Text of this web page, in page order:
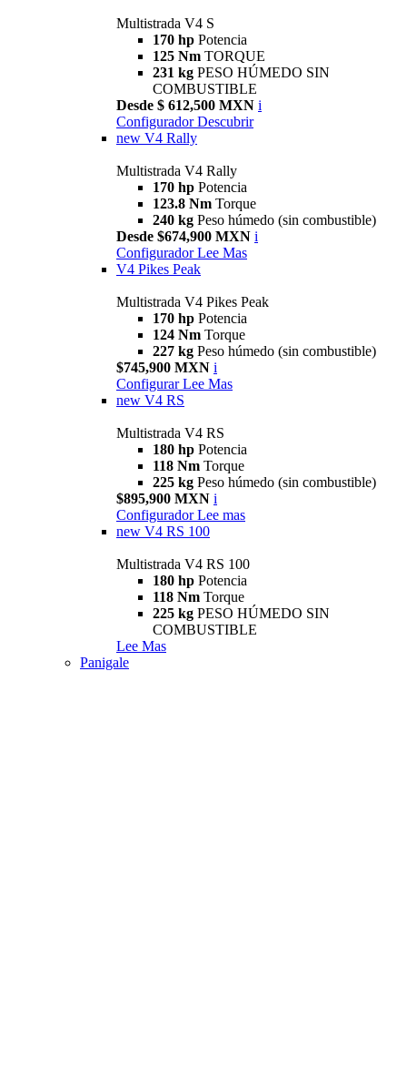
Multistrada V4 S
170 hp Potencia
125 Nm TORQUE
231 kg PESO HÚMEDO SIN
COMBUSTIBLE
Desde $ 612,500 MXN i
Configurador Descubrir
new V4 Rally
Multistrada V4 Rally
170 hp Potencia
123.8 Nm Torque
240 kg Peso húmedo (sin combustible)
Desde $674,900 MXN i
Configurador Lee Mas
V4 Pikes Peak
Multistrada V4 Pikes Peak
170 hp Potencia
124 Nm Torque
227 kg Peso húmedo (sin combustible)
$745,900 MXN i
Configurar Lee Mas
new V4 RS
Multistrada V4 RS
180 hp Potencia
118 Nm Torque
225 kg Peso húmedo (sin combustible)
$895,900 MXN i
Configurador Lee mas
new V4 RS 100
Multistrada V4 RS 100
180 hp Potencia
118 Nm Torque
225 kg PESO HÚMEDO SIN
COMBUSTIBLE
Lee Mas
Panigale